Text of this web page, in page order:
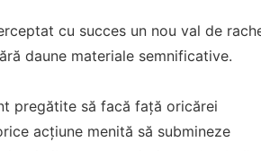
cu succes un nou val de
daune materiale semnificative.
pregătite să facă față oricărei
acțiune menită să submineze